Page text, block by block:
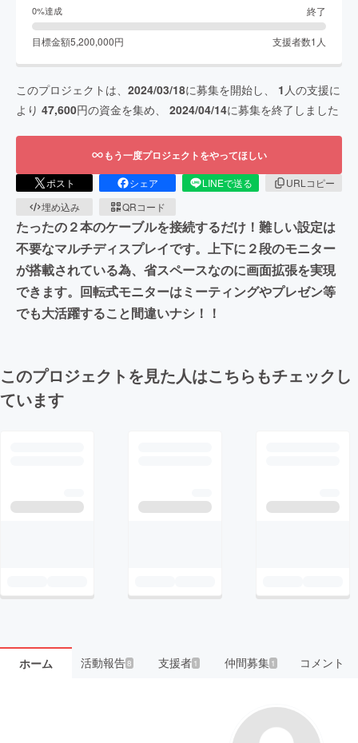
0%達成 終了
目標金額5,200,000円 支援者数1 人
このプロジェクトは、 2024/03/18に募集を開始し、 1 人の支援に
より 47,600円の資金を集め、 2024/04/14に募集を終了しました
もう一度プロジェクトをやってほしい
ポスト シェア LINEで送る
URLコピー
埋め込み
QRコード
たったの２本のケーブルを接続するだけ！難しい設定は
不要なマルチディスプレイです。上下に２段のモニター
が搭載されている為、省スペースなのに画面拡張を実現
できます。回転式モニターはミーティングやプレゼン等
でも大活躍すること間違いナシ！！
このプロジェクトを見た人はこちらもチェックし
ています
ホーム 活動報告8 支援者 1 仲間募集 1 コメント